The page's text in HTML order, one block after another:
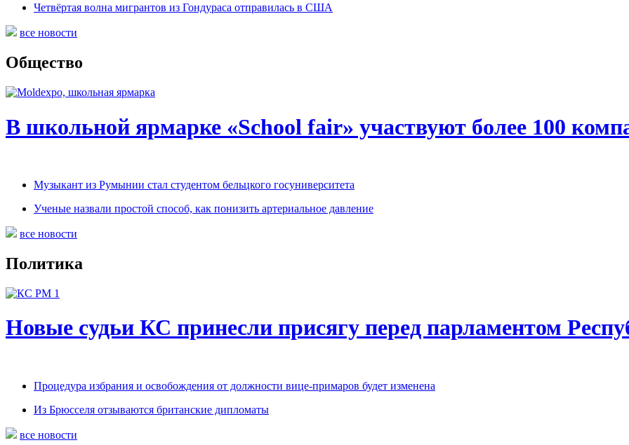
Четвёртая волна мигрантов из Гондураса отправилась в США
все новости
Общество
В школьной ярмарке «School fair» участвуют более 100
Музыкант из Румынии стал студентом бельцкого госуниверситета
Ученые назвали простой способ, как понизить артериальное давление
все новости
Политика
Новые судьи КС принесли присягу перед парламентом
Процедура избрания и освобождения от должности вице-примаров будет изменена
Из Брюсселя отзываются британские дипломаты
все новости